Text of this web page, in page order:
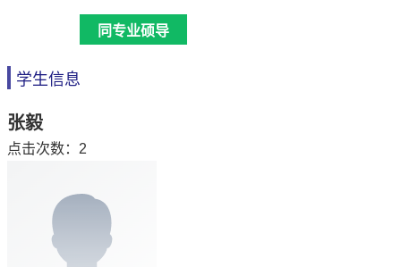
同专业硕导
学生信息
张毅
点击次数： 2